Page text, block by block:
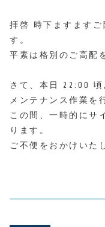
拝啓 時下ますますご
す。
平素は格別のご高配
さて、本日 22:00
メンテナンス作業を
この間、一時的にサ
ります。
ご不便をおかけいた